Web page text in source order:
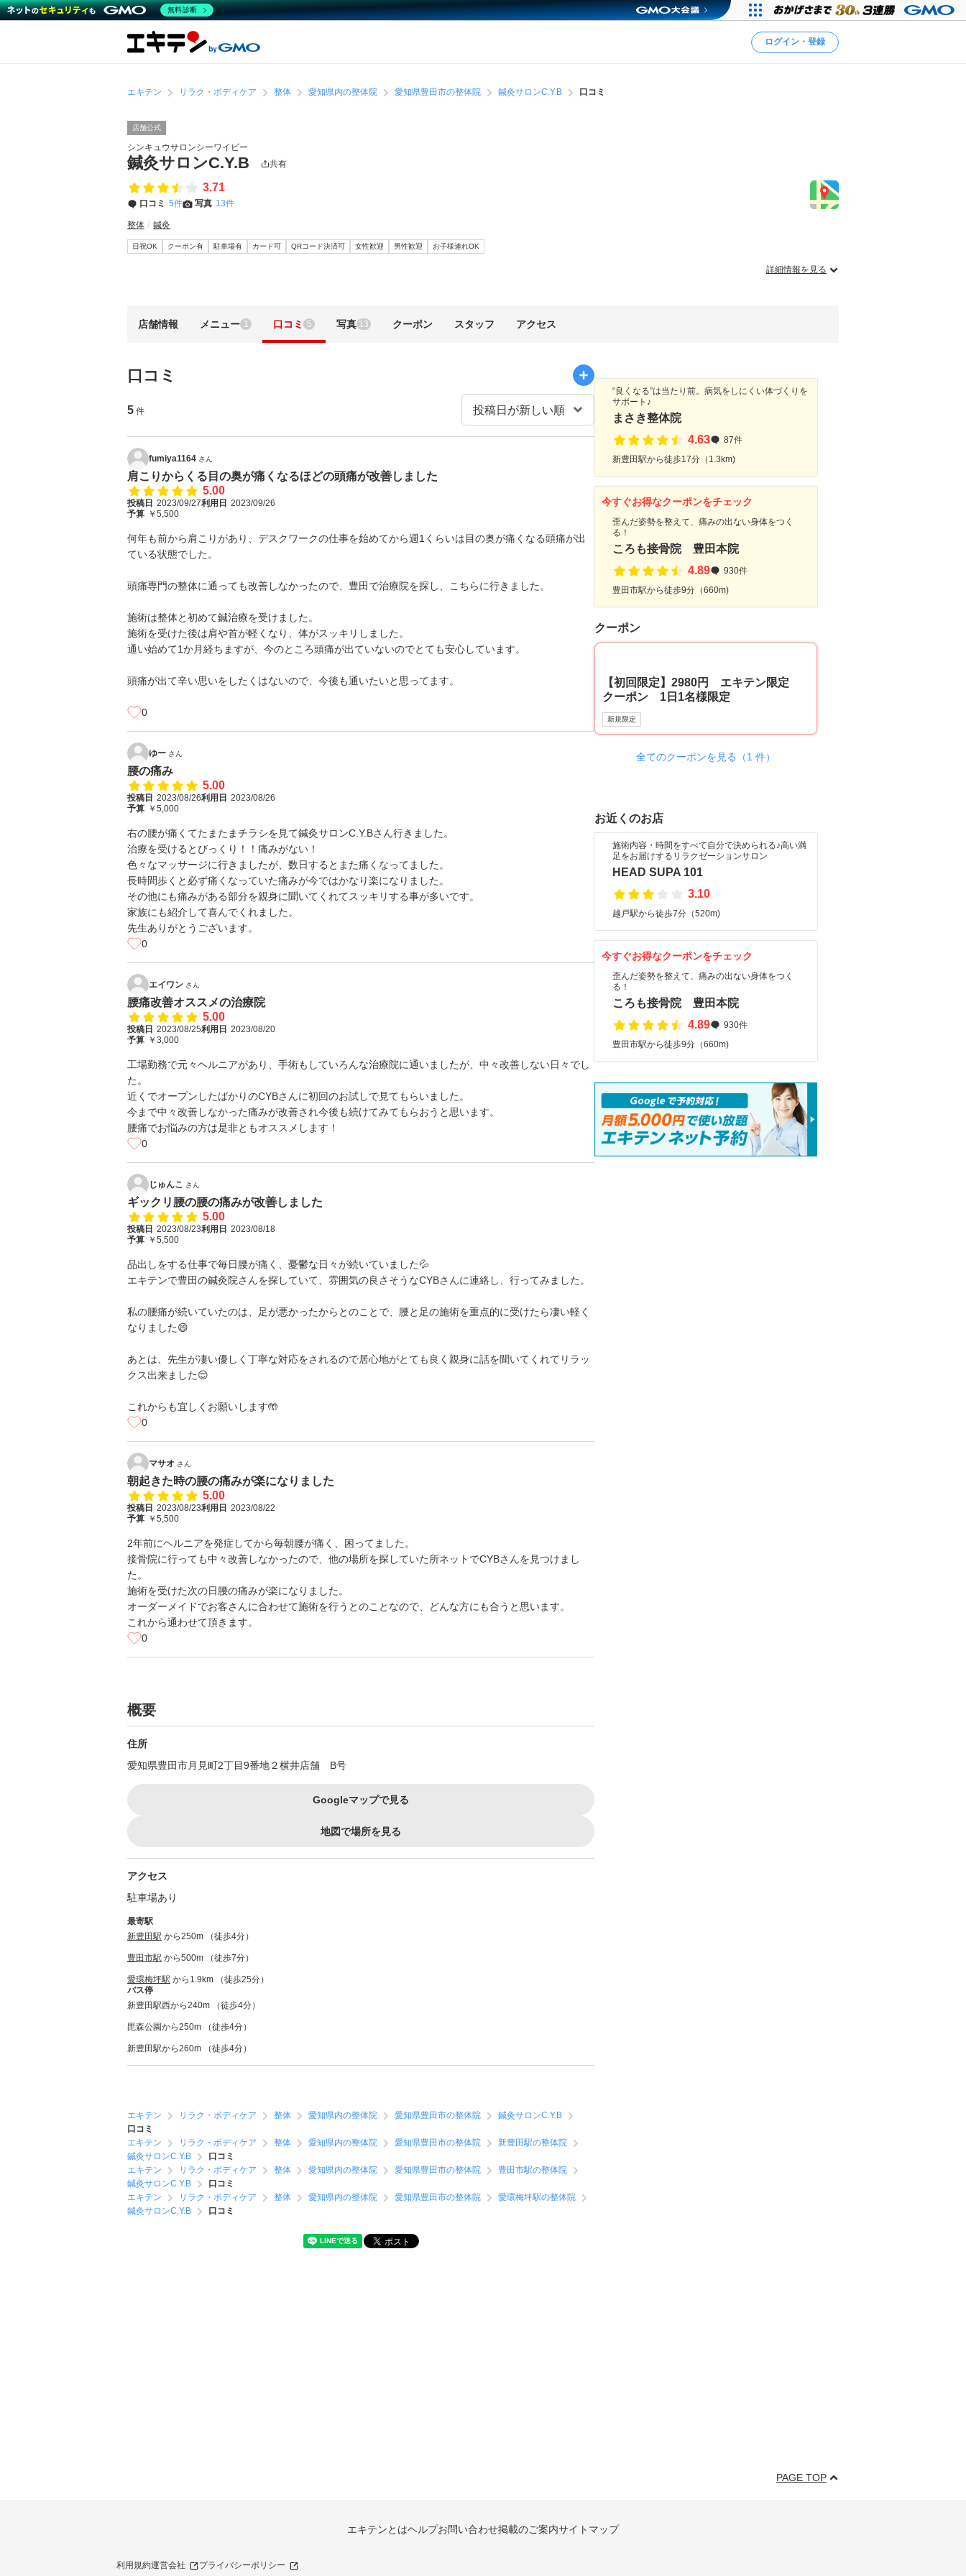
ログイン・登録
エキテン リラク・ボディケア 整体 愛知県内の整体院 愛知県豊田市の整体院 鍼灸サロンC.Y.B 口コミ
店舗公式
シンキュウサロンシーワイビー
鍼灸サロンC.Y.B 共有
3.71
口コミ 5件 写真 13件
整体 鍼灸
日祝OK クーポン有 駐車場有 カード可 QRコード決済可 女性歓迎 男性歓迎 お子様連れOK
詳細情報を見る
店舗情報 メニュー 1 口コミ 5 写真 13 クーポン スタッフ アクセス
口コミ
5 件
fumiya1164 さん
肩こりからくる目の奥が痛くなるほどの頭痛が改善しました
5.00
投稿日 2023/09/27利用日 2023/09/26
予算 ￥5,500
何年も前から肩こりがあり、デスクワークの仕事を始めてから週1くらいは目の奥が痛くなる頭痛が出
ている状態でした。
頭痛専門の整体に通っても改善しなかったので、豊田で治療院を探し、こちらに行きました。
施術は整体と初めて鍼治療を受けました。
施術を受けた後は肩や首が軽くなり、体がスッキリしました。
通い始めて1か月経ちますが、今のところ頭痛が出ていないのでとても安心しています。
頭痛が出て辛い思いをしたくはないので、今後も通いたいと思ってます。
0
ゆー さん
腰の痛み
5.00
投稿日 2023/08/26利用日 2023/08/26
予算 ￥5,000
右の腰が痛くてたまたまチラシを見て鍼灸サロンC.Y.Bさん行きました。
治療を受けるとびっくり！！痛みがない！
色々なマッサージに行きましたが、数日するとまた痛くなってました。
長時間歩くと必ず痛くなっていた痛みが今ではかなり楽になりました。
その他にも痛みがある部分を親身に聞いてくれてスッキリする事が多いです。
家族にも紹介して喜んでくれました。
先生ありがとうございます。
0
エイワン さん
腰痛改善オススメの治療院
5.00
投稿日 2023/08/25利用日 2023/08/20
予算 ￥3,000
工場勤務で元々ヘルニアがあり、手術もしていろんな治療院に通いましたが、中々改善しない日々でし
た。
近くでオープンしたばかりのCYBさんに初回のお試しで見てもらいました。
今まで中々改善しなかった痛みが改善され今後も続けてみてもらおうと思います。
腰痛でお悩みの方は是非ともオススメします！
0
じゅんこ さん
ギックリ腰の腰の痛みが改善しました
5.00
投稿日 2023/08/23利用日 2023/08/18
予算 ￥5,500
品出しをする仕事で毎日腰が痛く、憂鬱な日々が続いていました💦
エキテンで豊田の鍼灸院さんを探していて、雰囲気の良さそうなCYBさんに連絡し、行ってみました。
私の腰痛が続いていたのは、足が悪かったからとのことで、腰と足の施術を重点的に受けたら凄い軽く
なりました😄
あとは、先生が凄い優しく丁寧な対応をされるので居心地がとても良く親身に話を聞いてくれてリラッ
クス出来ました😌
これからも宜しくお願いします🤲
0
マサオ さん
朝起きた時の腰の痛みが楽になりました
5.00
投稿日 2023/08/23利用日 2023/08/22
予算 ￥5,500
2年前にヘルニアを発症してから毎朝腰が痛く、困ってました。
接骨院に行っても中々改善しなかったので、他の場所を探していた所ネットでCYBさんを見つけまし
た。
施術を受けた次の日腰の痛みが楽になりました。
オーダーメイドでお客さんに合わせて施術を行うとのことなので、どんな方にも合うと思います。
これから通わせて頂きます。
0
概要
住所
愛知県豊田市月見町2丁目9番地２横井店舗 B号
Googleマップで見る
地図で場所を見る
アクセス
駐車場あり
最寄駅
新豊田駅 から250m （徒歩4分）
豊田市駅 から500m （徒歩7分）
愛環梅坪駅 から1.9km （徒歩25分）
バス停
新豊田駅西から240m （徒歩4分）
毘森公園から250m （徒歩4分）
新豊田駅から260m （徒歩4分）
エキテン リラク・ボディケア 整体 愛知県内の整体院 愛知県豊田市の整体院
鍼灸サロンC.Y.B
口コミ
エキテン
リラク・ボディケア 整体 愛知県内の整体院 愛知県豊田市の整体院
新豊田駅の整体院
鍼灸サロンC.Y.B
口コミ
エキテン
リラク・ボディケア 整体 愛知県内の整体院 愛知県豊田市の整体院
豊田市駅の整体院
鍼灸サロンC.Y.B
口コミ
エキテン
リラク・ボディケア 整体 愛知県内の整体院 愛知県豊田市の整体院
愛環梅坪駅の整体院
鍼灸サロンC.Y.B
口コミ
“良くなる”は当たり前。病気をしにくい体づくりを
サポート♪
まさき整体院
4.63
87件
新豊田駅から徒歩17分（1.3km)
今すぐお得なクーポンをチェック
歪んだ姿勢を整えて、痛みの出ない身体をつく
る！
ころも接骨院 豊田本院
4.89
930件
豊田市駅から徒歩9分（660m)
クーポン
【初回限定】2980円 エキテン限定
クーポン 1日1名様限定
新規限定
全てのクーポンを見る（1 件）
お近くのお店
施術内容・時間をすべて自分で決められる♪高い満
足をお届けするリラクゼーションサロン
HEAD SUPA 101
3.10
越戸駅から徒歩7分（520m)
今すぐお得なクーポンをチェック
歪んだ姿勢を整えて、痛みの出ない身体をつく
る！
ころも接骨院 豊田本院
4.89
930件
豊田市駅から徒歩9分（660m)
PAGE TOP
エキテンとはヘルプお問い合わせ掲載のご案内サイトマップ
利用規約運営会社 プライバシーポリシー
無料診断